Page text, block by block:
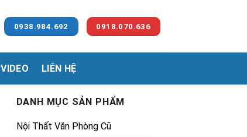
0938.984.692 0918.070.636
VIDEO LIÊN HỆ
DANH MỤC SẢN PHẨM
Nội Thất Văn Phòng Cũ